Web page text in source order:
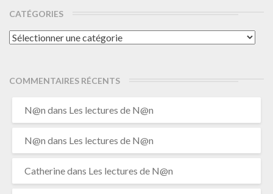
CATÉGORIES
Catégories
COMMENTAIRES RÉCENTS
N@n dans Les lectures de N@n
N@n dans Les lectures de N@n
Catherinedans Les lectures de N@n